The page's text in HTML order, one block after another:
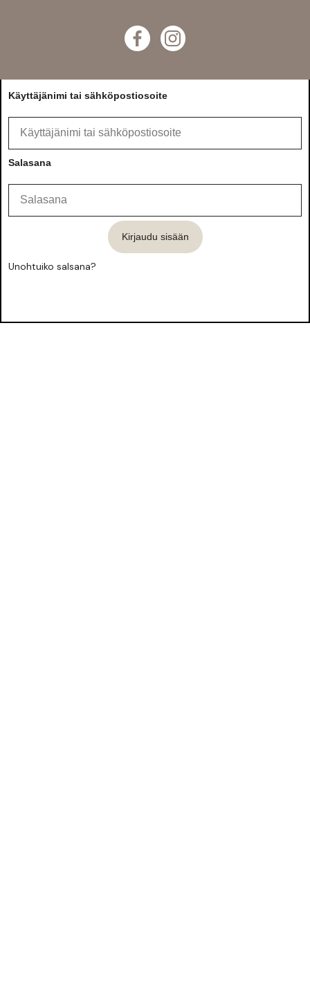
Käyttäjänimi tai sähköpostiosoite
Salasana
Kirjaudu sisään
Unohtuiko salsana?